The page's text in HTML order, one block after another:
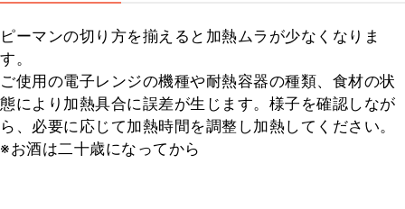
ピーマンの切り方を揃えると加熱ムラが少なくなりま
す。
ご使用の電子レンジの機種や耐熱容器の種類、食材の状
態により加熱具合に誤差が生じます。様子を確認しなが
ら、必要に応じて加熱時間を調整し加熱してください。
※お酒は二十歳になってから